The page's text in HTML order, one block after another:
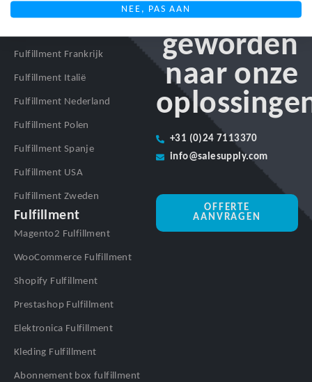
Fulfillment Frankrijk
Fulfillment Italië
Fulfillment Nederland
Fulfillment Polen
Fulfillment Spanje
Fulfillment USA
Fulfillment Zweden
Fulfillment
Magento2 Fulfillment
WooCommerce Fulfillment
Shopify Fulfillment
Prestashop Fulfillment
Elektronica Fulfillment
Kleding Fulfillment
Abonnement box fulfillment
Benieuwd
geworden
naar onze
+31 (0)24 7113370
info@salesupply.com
OFFERTE
AANVRAGEN
NEE, PAS AAN